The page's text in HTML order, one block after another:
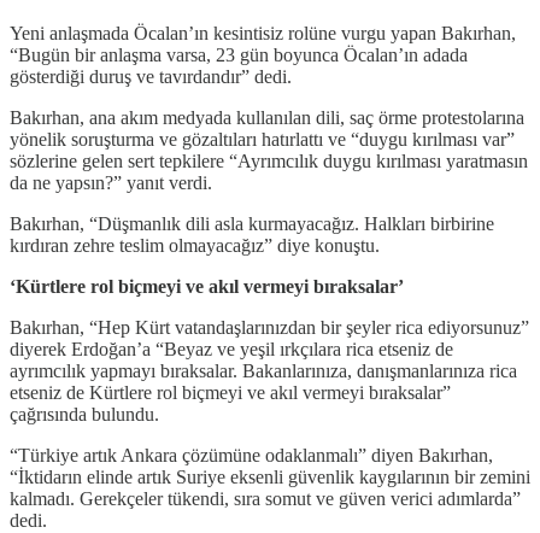
Yeni anlaşmada Öcalan’ın kesintisiz rolüne vurgu yapan Bakırhan,
“Bugün bir anlaşma varsa, 23 gün boyunca Öcalan’ın adada
gösterdiği duruş ve tavırdandır” dedi.
Bakırhan, ana akım medyada kullanılan dili, saç örme protestolarına
yönelik soruşturma ve gözaltıları hatırlattı ve “duygu kırılması var”
sözlerine gelen sert tepkilere “Ayrımcılık duygu kırılması yaratmasın
da ne yapsın?” yanıt verdi.
Bakırhan, “Düşmanlık dili asla kurmayacağız. Halkları birbirine
kırdıran zehre teslim olmayacağız” diye konuştu.
‘Kürtlere rol biçmeyi ve akıl vermeyi bıraksalar’
Bakırhan, “Hep Kürt vatandaşlarınızdan bir şeyler rica ediyorsunuz”
diyerek Erdoğan’a “Beyaz ve yeşil ırkçılara rica etseniz de
ayrımcılık yapmayı bıraksalar. Bakanlarınıza, danışmanlarınıza rica
etseniz de Kürtlere rol biçmeyi ve akıl vermeyi bıraksalar”
çağrısında bulundu.
“Türkiye artık Ankara çözümüne odaklanmalı” diyen Bakırhan,
“İktidarın elinde artık Suriye eksenli güvenlik kaygılarının bir zemini
kalmadı. Gerekçeler tükendi, sıra somut ve güven verici adımlarda”
dedi.